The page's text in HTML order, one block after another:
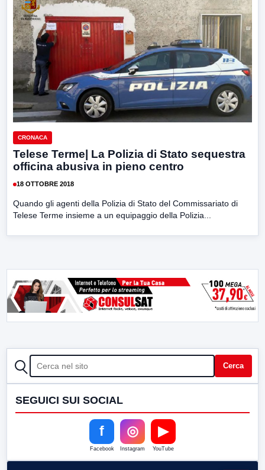
CRONACA
Telese Terme| La Polizia di Stato sequestra
officina abusiva in pieno centro
18 OTTOBRE 2018
Quando gli agenti della Polizia di Stato del Commissariato di
Telese Terme insieme a un equipaggio della Polizia...
CERCA Cerca
SEGUICI SUI SOCIAL
f
Facebook
◎
Instagram
▶
YouTube